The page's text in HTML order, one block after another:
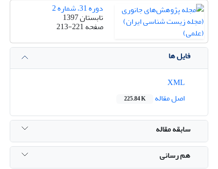
دوره 31، شماره 2
تابستان 1397
صفحه213-221
فایل ها
اصل مقاله
225.84 K
سابقه مقاله
هم رسانی